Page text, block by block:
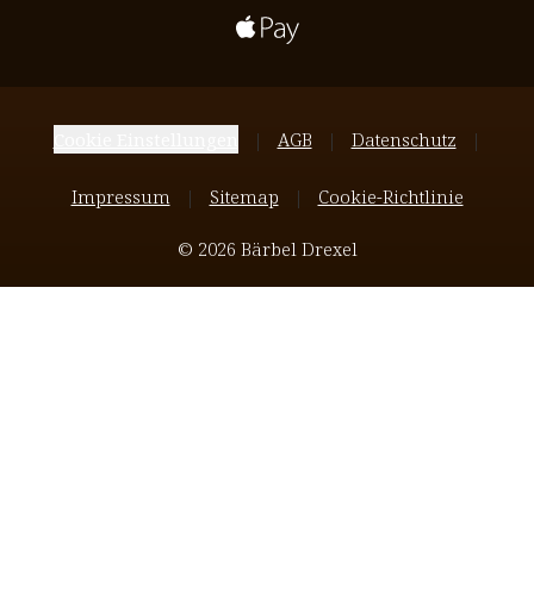
AGB Datenschutz
Impressum Sitemap Cookie-Richtlinie
© 2026 Bärbel Drexel